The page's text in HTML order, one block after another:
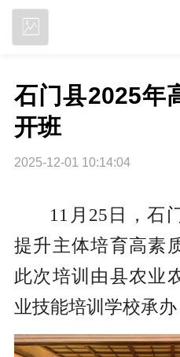
石门县2025年
开班
2025-12-01 10:14:04
11月25日，石
提升主体培育高素
此次培训由县农业
业技能培训学校承办